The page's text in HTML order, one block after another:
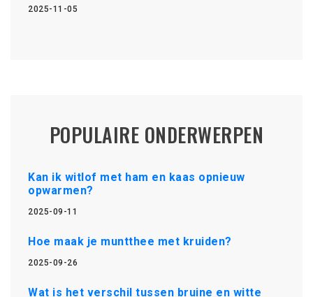
2025-11-05
POPULAIRE ONDERWERPEN
Kan ik witlof met ham en kaas opnieuw
opwarmen?
2025-09-11
Hoe maak je muntthee met kruiden?
2025-09-26
Wat is het verschil tussen bruine en witte